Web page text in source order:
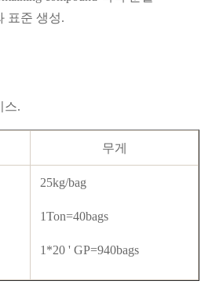
표준 생성.
스.
무게
25kg/bag
1Ton=40bags
1*20 ' GP=940bags